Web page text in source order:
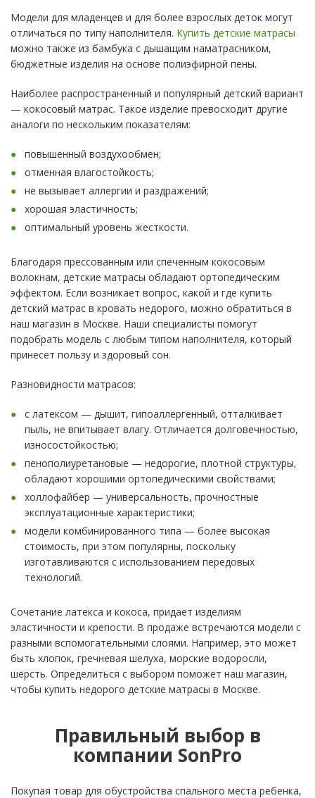
Модели для младенцев и для более взрослых деток могут
отличаться по типу наполнителя. Купить детские матрасы
можно также из бамбука с дышащим наматрасником,
бюджетные изделия на основе полиэфирной пены.
Наиболее распространенный и популярный детский вариант
— кокосовый матрас. Такое изделие превосходит другие
аналоги по нескольким показателям:
повышенный воздухообмен;
отменная влагостойкость;
не вызывает аллергии и раздражений;
хорошая эластичность;
оптимальный уровень жесткости.
Благодаря прессованным или спеченным кокосовым
волокнам, детские матрасы обладают ортопедическим
эффектом. Если возникает вопрос, какой и где купить
детский матрас в кровать недорого, можно обратиться в
наш магазин в Москве. Наши специалисты помогут
подобрать модель с любым типом наполнителя, который
принесет пользу и здоровый сон.
Разновидности матрасов:
с латексом — дышит, гипоаллергенный, отталкивает
пыль, не впитывает влагу. Отличается долговечностью,
износостойкостью;
пенополиуретановые — недорогие, плотной структуры,
обладают хорошими ортопедическими свойствами;
холлофайбер — универсальность, прочностные
эксплуатационные характеристики;
модели комбинированного типа — более высокая
стоимость, при этом популярны, поскольку
изготавливаются с использованием передовых
технологий.
Сочетание латекса и кокоса, придает изделиям
эластичности и крепости. В продаже встречаются модели с
разными вспомогательными слоями. Например, это может
быть хлопок, гречневая шелуха, морские водоросли,
шерсть. Определиться с выбором поможет наш магазин,
чтобы купить недорого детские матрасы в Москве.
Правильный выбор в
компании SonPro
Покупая товар для обустройства спального места ребенка,